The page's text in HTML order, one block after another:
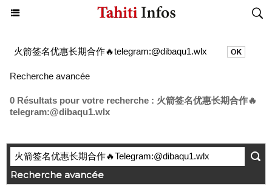
Recherche avancée
0 Résultats pour votre recherche : 火箭签名优惠长期合作🔥
telegram:@dibaqu1.wlx
Recherche avancée